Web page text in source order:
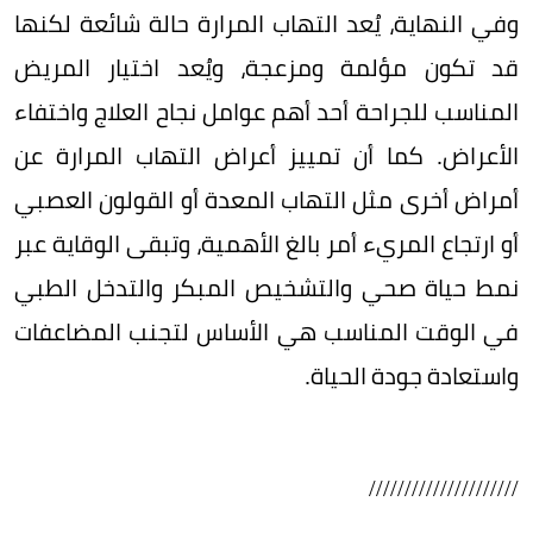
وفي النهاية، يُعد التهاب المرارة حالة شائعة لكنها
قد تكون مؤلمة ومزعجة، ويُعد اختيار المريض
المناسب للجراحة أحد أهم عوامل نجاح العلاج واختفاء
الأعراض. كما أن تمييز أعراض التهاب المرارة عن
أمراض أخرى مثل التهاب المعدة أو القولون العصبي
أو ارتجاع المريء أمر بالغ الأهمية، وتبقى الوقاية عبر
نمط حياة صحي والتشخيص المبكر والتدخل الطبي
في الوقت المناسب هي الأساس لتجنب المضاعفات
واستعادة جودة الحياة.
/////////////////////